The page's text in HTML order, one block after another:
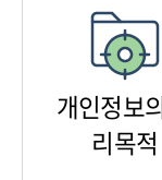
개인정보
리목적